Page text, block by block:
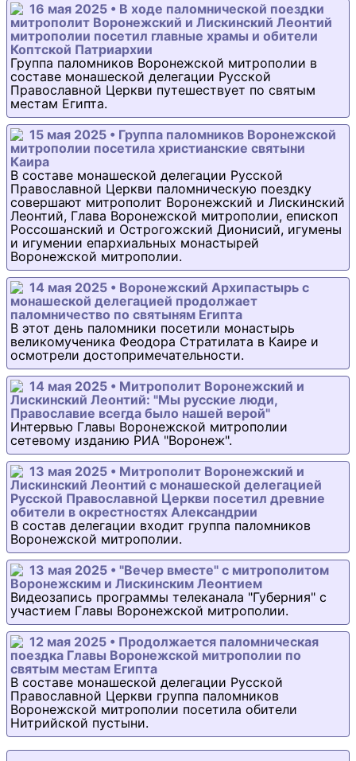
16 мая 2025 • В ходе паломнической поездки
митрополит Воронежский и Лискинский Леонтий
митрополии посетил главные храмы и обители
Коптской Патриархии
Группа паломников Воронежской митрополии в
составе монашеской делегации Русской
Православной Церкви путешествует по святым
местам Египта.
15 мая 2025 • Группа паломников Воронежской
митрополии посетила христианские святыни
Каира
В составе монашеской делегации Русской
Православной Церкви паломническую поездку
совершают митрополит Воронежский и Лискинский
Леонтий, Глава Воронежской митрополии, епископ
Россошанский и Острогожский Дионисий, игумены
и игумении епархиальных монастырей
Воронежской митрополии.
14 мая 2025 • Воронежский Архипастырь с
монашеской делегацией продолжает
паломничество по святыням Египта
В этот день паломники посетили монастырь
великомученика Феодора Стратилата в Каире и
осмотрели достопримечательности.
14 мая 2025 • Митрополит Воронежский и
Лискинский Леонтий: "Мы русские люди,
Православие всегда было нашей верой"
Интервью Главы Воронежской митрополии
сетевому изданию РИА "Воронеж".
13 мая 2025 • Митрополит Воронежский и
Лискинский Леонтий с монашеской делегацией
Русской Православной Церкви посетил древние
обители в окрестностях Александрии
В состав делегации входит группа паломников
Воронежской митрополии.
13 мая 2025 • "Вечер вместе" с митрополитом
Воронежским и Лискинским Леонтием
Видеозапись программы телеканала "Губерния" с
участием Главы Воронежской митрополии.
12 мая 2025 • Продолжается паломническая
поездка Главы Воронежской митрополии по
святым местам Египта
В составе монашеской делегации Русской
Православной Церкви группа паломников
Воронежской митрополии посетила обители
Нитрийской пустыни.